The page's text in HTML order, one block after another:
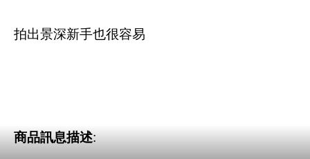
拍出景深新手也很容易
商品訊息描述: